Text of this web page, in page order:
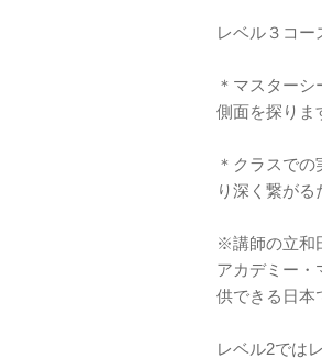
レベル３コー
＊マスター
側面を探りま
＊クラスで
り深く繋がる
※講師の立和
アカデミー・
供できる日本
レベル2では